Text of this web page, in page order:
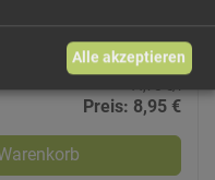
44,75 €/l
Preis: 8,95 €
Alle akzeptieren